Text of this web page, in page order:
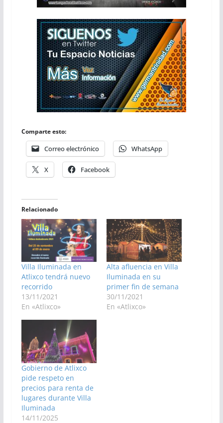
Comparte esto:
Correo electrónico WhatsApp
X Facebook
Relacionado
Villa Iluminada en
Atlixco tendrá nuevo
recorrido
13/11/2021
En «Atlixco»
Alta afluencia en Villa
Iluminada en su
primer fin de semana
30/11/2021
En «Atlixco»
Gobierno de Atlixco
pide respeto en
precios para renta de
lugares durante Villa
Iluminada
14/11/2025